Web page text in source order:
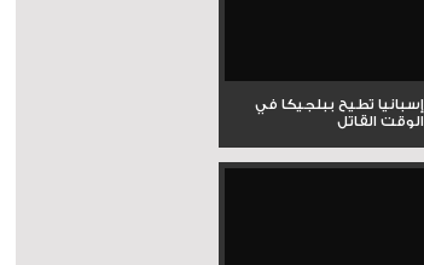
إسبانيا تطيح ببلجيكا في
الوقت القاتل